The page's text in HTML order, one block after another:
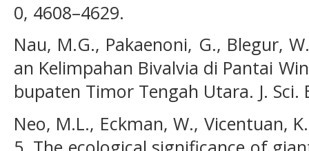
0, 4608–4629.
Nau, M.G., Pakaenoni, G., Blegur,
an Kelimpahan Bivalvia di Pantai
bupaten Timor Tengah Utara. J. Sci.
Neo, M.L., Eckman, W., Vicentuan,